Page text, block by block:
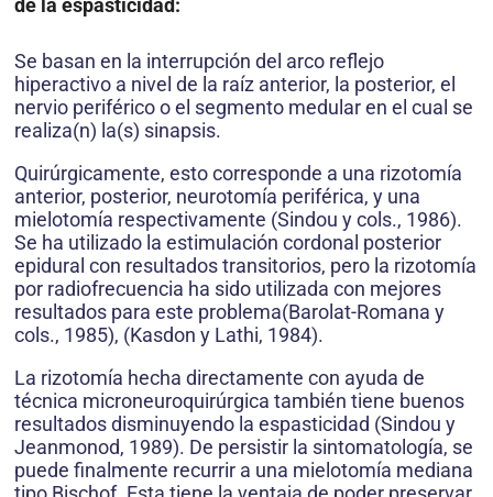
de la espasticidad:
Se basan en la interrupción del arco reflejo
hiperactivo a nivel de la raíz anterior, la posterior, el
nervio periférico o el segmento medular en el cual se
realiza(n) la(s) sinapsis.
Quirúrgicamente, esto corresponde a una rizotomía
anterior, posterior, neurotomía periférica, y una
mielotomía respectivamente (Sindou y cols., 1986).
Se ha utilizado la estimulación cordonal posterior
epidural con resultados transitorios, pero la rizotomía
por radiofrecuencia ha sido utilizada con mejores
resultados para este problema(Barolat-Romana y
cols., 1985), (Kasdon y Lathi, 1984).
La rizotomía hecha directamente con ayuda de
técnica microneuroquirúrgica también tiene buenos
resultados disminuyendo la espasticidad (Sindou y
Jeanmonod, 1989). De persistir la sintomatología, se
puede finalmente recurrir a una mielotomía mediana